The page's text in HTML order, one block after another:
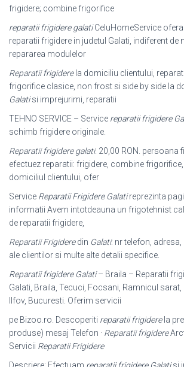
frigidere; combine frigorifice
reparatii frigidere galatiCeluHomeService
reparatii frigidere in judetul Galati, indiferent de
repararea modulelor
Reparatii frigiderela domiciliu clientului,
frigorifice clasice, non frost si side by side la
Galatisi imprejurimi, reparatii
TEHNO SERVICE – Service reparatii frigidere
schimb frigidere originale.
Reparatii frigidere galati. 20,00 RON. persoana
efectuez reparatii: frigidere, combine
domiciliul clientului, ofer
Service Reparatii Frigidere Galatireprezinta
informatii Avem intotdeauna un frigotehnist
de reparatii frigidere,
Reparatii Frigideredin Galati: nr telefon,
ale clientilor si multe alte detalii specifice.
Reparatii frigidere Galati– Braila – Reparatii
Galati, Braila, Tecuci, Focsani, Ramnicul sarat,
Ilfov, Bucuresti. Oferim servicii
pe Bizoo.ro. Descoperiti reparatii frigiderela
produse) mesaj Telefon · Reparatii frigidere
Servicii Reparatii Frigidere